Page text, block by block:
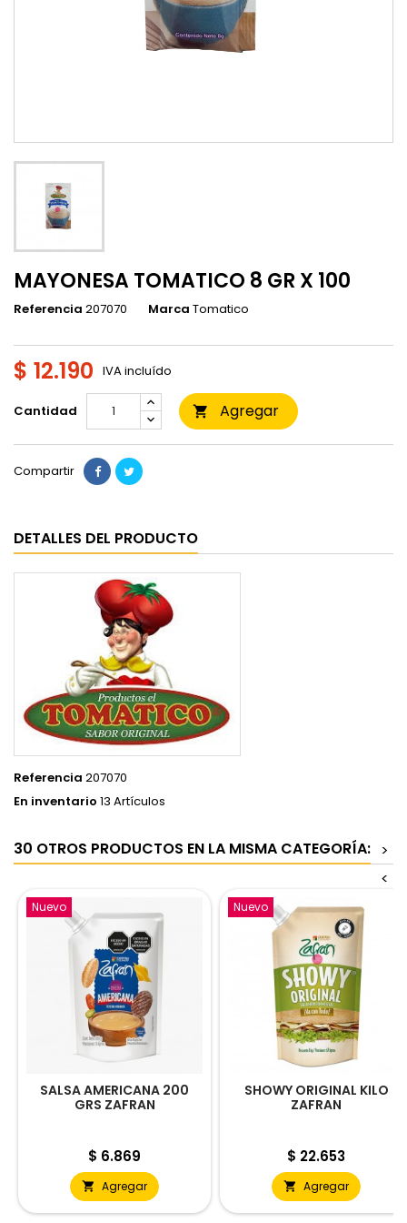
MAYONESA TOMATICO 8 GR X 100
Referencia 207070 Marca Tomatico
$ 12.190 IVA incluído
Cantidad  Agregar
Compartir
DETALLES DEL PRODUCTO
Referencia 207070
En inventario 13 Artículos
30 OTROS PRODUCTOS EN LA MISMA CATEGORÍA: >
<
Nuevo
SALSA AMERICANA 200
GRS ZAFRAN
Precio
$ 6.869
 Agregar
Nuevo
SHOWY ORIGINAL KILO
ZAFRAN
Precio
$ 22.653
 Agregar